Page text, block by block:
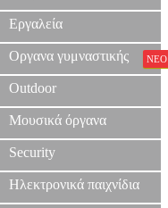
Εργαλεία
Οργανα γυμναστικής ΝΕΟ
Outdoor
Μουσικά όργανα
Security
Ηλεκτρονικά παιχνίδια